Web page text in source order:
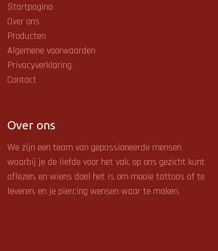
Startpagina
Over ons
Producten
Algemene voorwaarden
Privacyverklaring
Contact
Over ons
We zijn een team van gepassioneerde mensen
waarbij je de liefde voor het vak, op ons gezicht kunt
aflezen, en wiens doel het is om mooie tattoos af te
leveren, en je piercing wensen waar te maken.